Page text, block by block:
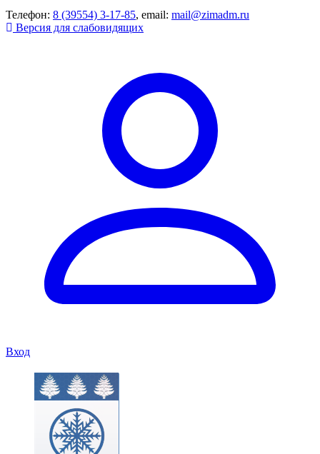
Телефон: 8 (39554) 3-17-85, email: mail@zimadm.ru
Версия для слабовидящих
Вход